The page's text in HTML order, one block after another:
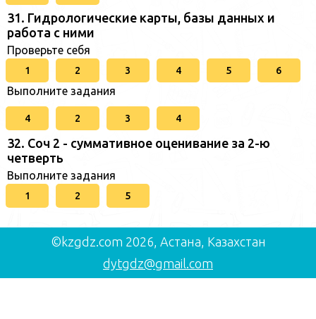
31. Гидрологические карты, базы данных и
работа с ними
Проверьте себя
1 2 3 4 5 6
Выполните задания
4 2 3 4
32. Соч 2 - суммативное оценивание за 2-ю
четверть
Выполните задания
1 2 5
©kzgdz.com 2026, Астана, Казахстан
dytgdz@gmail.com